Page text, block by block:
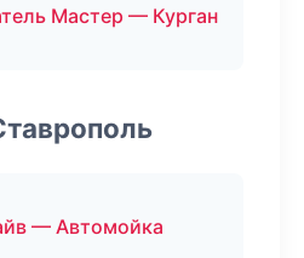
Мастер — Курган
— Автомойка